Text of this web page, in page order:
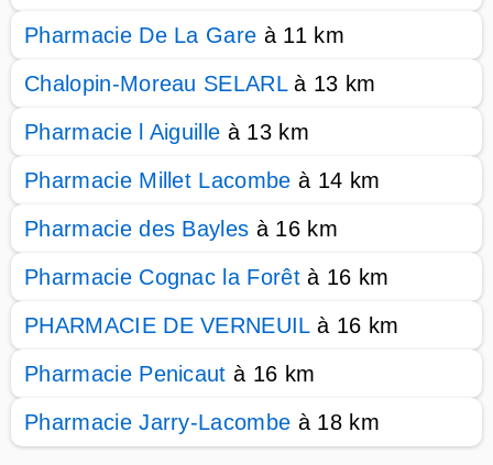
Pharmacie De La Gare à 11 km
Chalopin-Moreau SELARLà 13 km
Pharmacie l Aiguille à 13 km
Pharmacie Millet Lacombe à 14 km
Pharmacie des Bayles à 16 km
Pharmacie Cognac la Forêt à 16 km
PHARMACIE DE VERNEUILà 16 km
Pharmacie Penicaut à 16 km
Pharmacie Jarry-Lacombe à 18 km